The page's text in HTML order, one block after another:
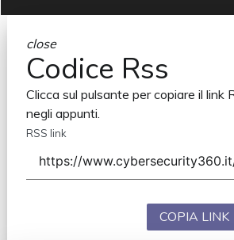
close
Codice Rss
Clicca sul pulsante per copiare il link
negli appunti.
RSS link
COPIA LINK